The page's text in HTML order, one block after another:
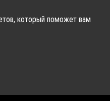
который поможет вам